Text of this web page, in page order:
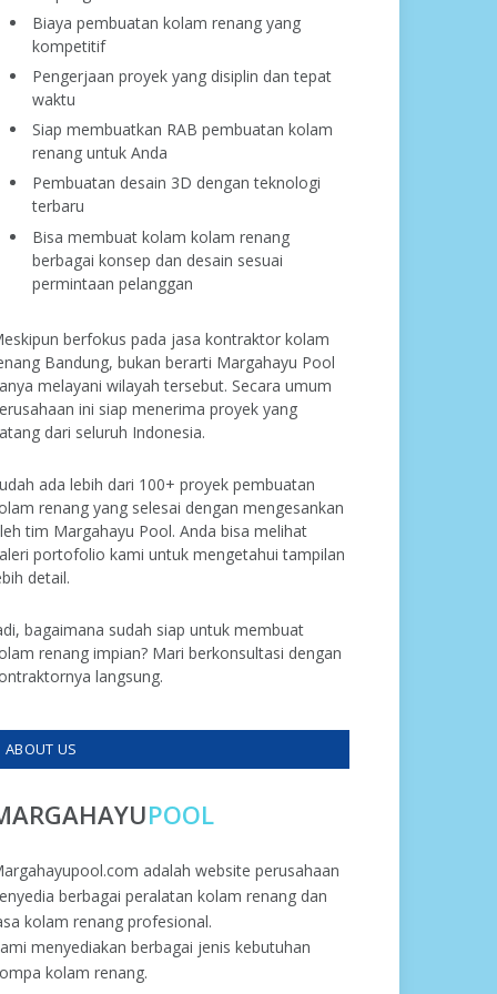
Biaya pembuatan kolam renang yang
kompetitif
Pengerjaan proyek yang disiplin dan tepat
waktu
Siap membuatkan RAB pembuatan kolam
renang untuk Anda
Pembuatan desain 3D dengan teknologi
terbaru
Bisa membuat kolam kolam renang
berbagai konsep dan desain sesuai
permintaan pelanggan
berfokus pada jasa kontraktor kolam
Bandung, bukan berarti Margahayu Pool
melayani wilayah tersebut. Secara umum
ini siap menerima proyek yang
dari seluruh Indonesia.
ada lebih dari 100+ proyek pembuatan
renang yang selesai dengan mengesankan
tim Margahayu Pool. Anda bisa melihat
portofolio kami untuk mengetahui tampilan
detail.
bagaimana sudah siap untuk membuat
renang impian? Mari berkonsultasi dengan
langsung.
ABOUT US
POOL
adalah website perusahaan
berbagai peralatan kolam renang dan
kolam renang profesional.
menyediakan berbagai jenis kebutuhan
kolam renang.